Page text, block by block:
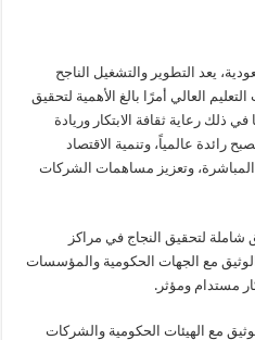
يعد التطوير والتشغيل الناجح
العالي أمرًا بالغ الأهمية لتحقيق
لرؤية 2030، بما في ذلك رعاية ثقافة الابتكار وريادة
رائدة عالمياً، وتنمية الاقتصاد
المباشرة، وتعزيز مساهمات الشركات
شاملة لتحقيق النجاج في مراكز
الوثيق مع الجهات الحكومية والمؤسسات
مستدام ومؤثر.
مع الهيئات الحكومية والشركات